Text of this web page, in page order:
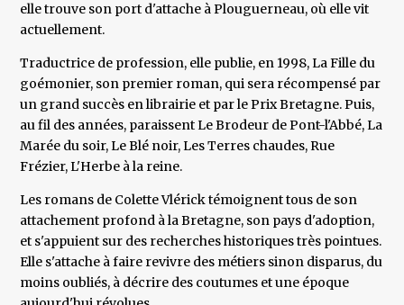
elle trouve son port d'attache à Plouguerneau, où elle vit
actuellement.
Traductrice de profession, elle publie, en 1998, La Fille du
goémonier, son premier roman, qui sera récompensé par
un grand succès en librairie et par le Prix Bretagne. Puis,
au fil des années, paraissent Le Brodeur de Pont-l'Abbé, La
Marée du soir, Le Blé noir, Les Terres chaudes, Rue
Frézier, L'Herbe à la reine.
Les romans de Colette Vlérick témoignent tous de son
attachement profond à la Bretagne, son pays d'adoption,
et s'appuient sur des recherches historiques très pointues.
Elle s'attache à faire revivre des métiers sinon disparus, du
moins oubliés, à décrire des coutumes et une époque